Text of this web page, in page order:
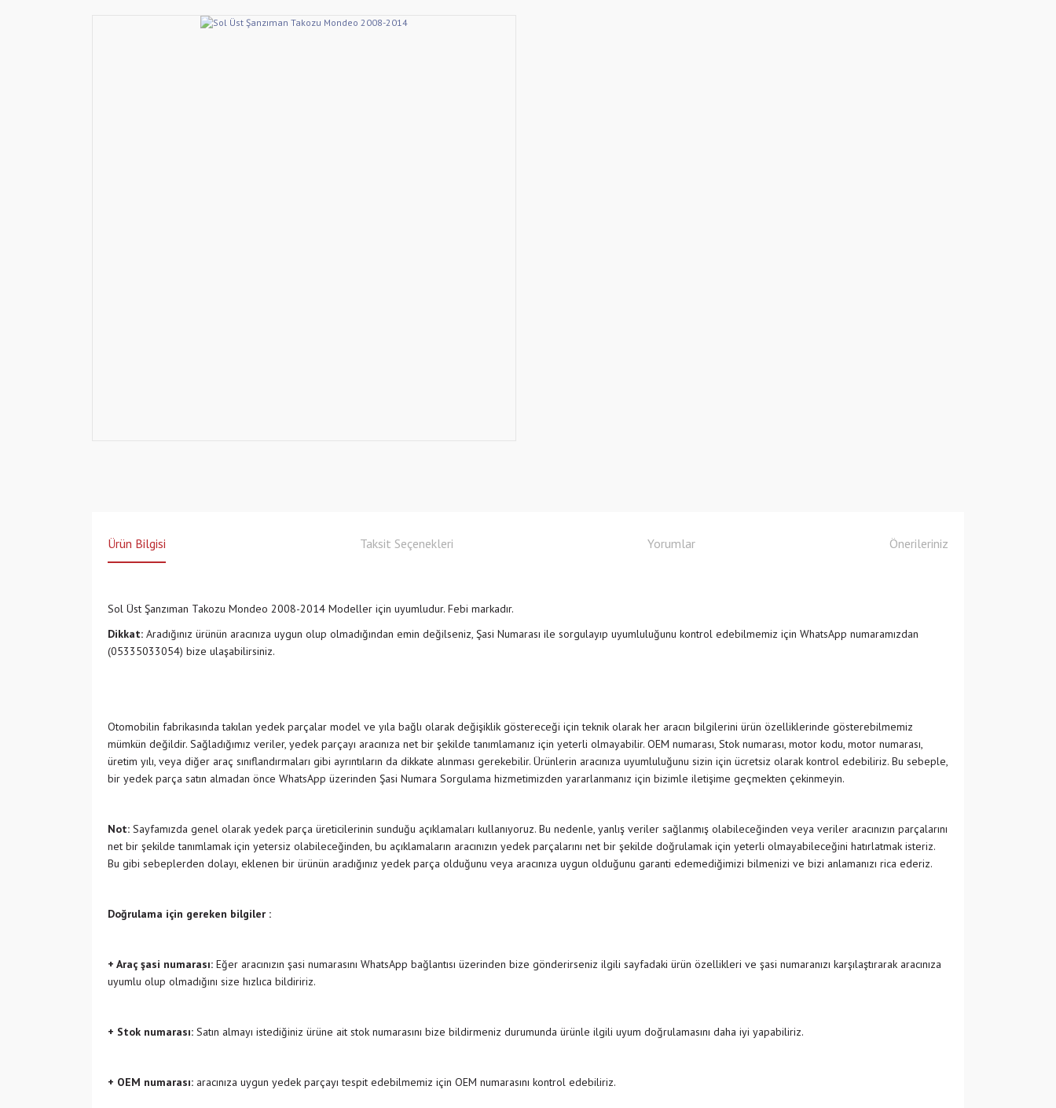
Ürün Bilgisi Taksit Seçenekleri Yorumlar Önerileriniz
Sol Üst Şanzıman Takozu Mondeo 2008-2014 Modeller için uyumludur. Febi markadır.
Dikkat: Aradığınız ürünün aracınıza uygun olup olmadığından emin değilseniz, Şasi Numarası ile sorgulayıp uyumluluğunu kontrol edebilmemiz için WhatsApp numaramızdan
(05335033054) bize ulaşabilirsiniz.
Otomobilin fabrikasında takılan yedek parçalar model ve yıla bağlı olarak değişiklik göstereceği için teknik olarak her aracın bilgilerini ürün özelliklerinde gösterebilmemiz
mümkün değildir. Sağladığımız veriler, yedek parçayı aracınıza net bir şekilde tanımlamanız için yeterli olmayabilir. OEM numarası, Stok numarası, motor kodu, motor numarası,
üretim yılı, veya diğer araç sınıflandırmaları gibi ayrıntıların da dikkate alınması gerekebilir. Ürünlerin aracınıza uyumluluğunu sizin için ücretsiz olarak kontrol edebiliriz. Bu sebeple,
bir yedek parça satın almadan önce WhatsApp üzerinden Şasi Numara Sorgulama hizmetimizden yararlanmanız için bizimle iletişime geçmekten çekinmeyin.
Not: Sayfamızda genel olarak yedek parça üreticilerinin sunduğu açıklamaları kullanıyoruz. Bu nedenle, yanlış veriler sağlanmış olabileceğinden veya veriler aracınızın parçalarını
net bir şekilde tanımlamak için yetersiz olabileceğinden, bu açıklamaların aracınızın yedek parçalarını net bir şekilde doğrulamak için yeterli olmayabileceğini hatırlatmak isteriz.
Bu gibi sebeplerden dolayı, eklenen bir ürünün aradığınız yedek parça olduğunu veya aracınıza uygun olduğunu garanti edemediğimizi bilmenizi ve bizi anlamanızı rica ederiz.
Doğrulama için gereken bilgiler :
+ Araç şasi numarası: Eğer aracınızın şasi numarasını WhatsApp bağlantısı üzerinden bize gönderirseniz ilgili sayfadaki ürün özellikleri ve şasi numaranızı karşılaştırarak aracınıza
uyumlu olup olmadığını size hızlıca bildiririz.
+ Stok numarası: Satın almayı istediğiniz ürüne ait stok numarasını bize bildirmeniz durumunda ürünle ilgili uyum doğrulamasını daha iyi yapabiliriz.
+ OEM numarası: aracınıza uygun yedek parçayı tespit edebilmemiz için OEM numarasını kontrol edebiliriz.